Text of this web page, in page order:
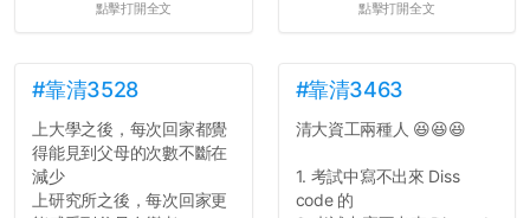
果有的話）前就失去興趣。
的聲明一樣正式，但至少在
用字上多加留意。有些語句
用說的可能會引人發笑或多
聽幾句，但寫成文字時只會
讓人感到疲乏。
點擊打開全文 點擊打開全文
#靠清3528
上大學之後，每次回家都覺
得能見到父母的次數不斷在
減少
上研究所之後，每次回家更
#靠清3463
清大資工兩種人 😆😆😆
1. 考試中寫不出來 Diss
code 的